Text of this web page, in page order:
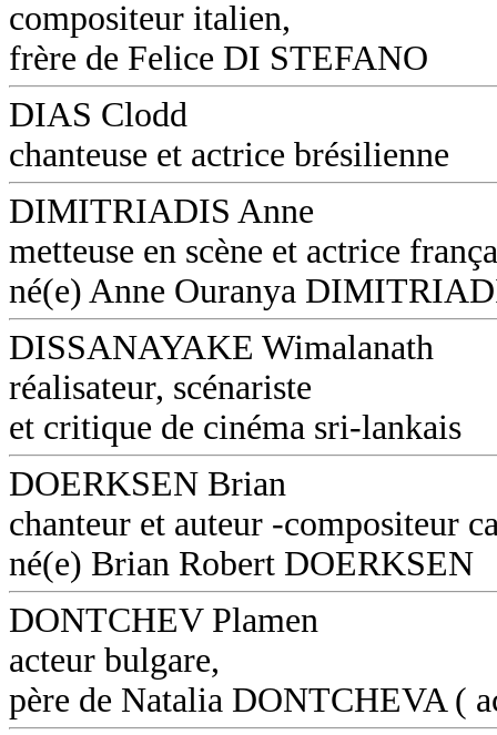
compositeur italien,
frère de Felice DI STEFANO
DIAS Clodd
chanteuse et actrice brésilienne
DIMITRIADIS Anne
metteuse en scène et actrice
né(e) Anne Ouranya
DISSANAYAKE Wimalanath
réalisateur, scénariste
et critique de cinéma sri-lankais
DOERKSEN Brian
chanteur et auteur -compositeur
né(e) Brian Robert DOERKSEN
DONTCHEV Plamen
acteur bulgare,
père de Natalia DONTCHEVA (